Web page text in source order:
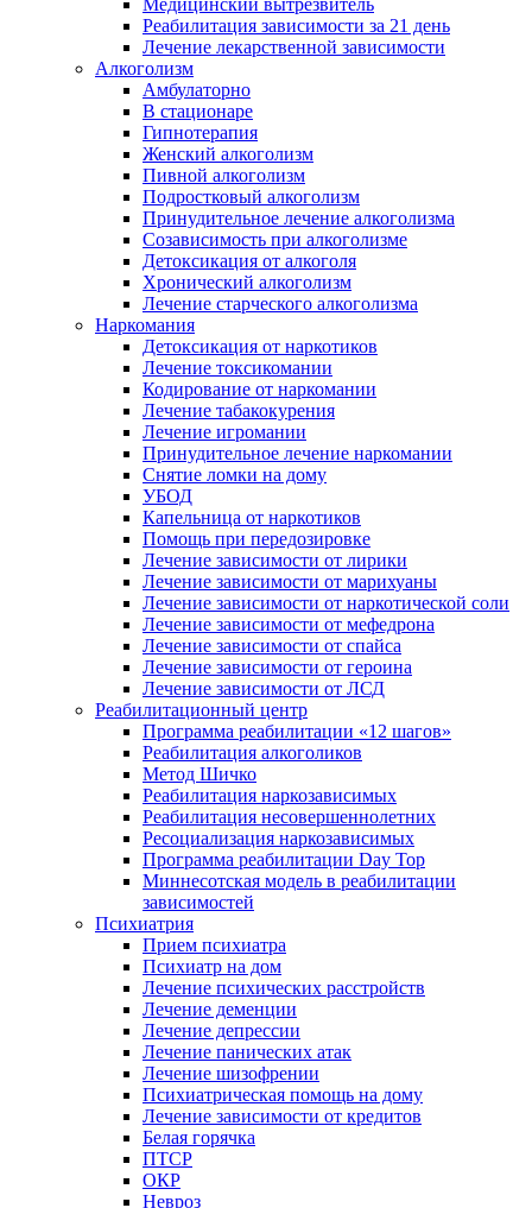
Медицинский вытрезвитель
Реабилитация зависимости за 21 день
Лечение лекарственной зависимости
Алкоголизм
Амбулаторно
В стационаре
Гипнотерапия
Женский алкоголизм
Пивной алкоголизм
Подростковый алкоголизм
Принудительное лечение алкоголизма
Созависимость при алкоголизме
Детоксикация от алкоголя
Хронический алкоголизм
Лечение старческого алкоголизма
Наркомания
Детоксикация от наркотиков
Лечение токсикомании
Кодирование от наркомании
Лечение табакокурения
Лечение игромании
Принудительное лечение наркомании
Снятие ломки на дому
УБОД
Капельница от наркотиков
Помощь при передозировке
Лечение зависимости от лирики
Лечение зависимости от марихуаны
Лечение зависимости от наркотической соли
Лечение зависимости от мефедрона
Лечение зависимости от спайса
Лечение зависимости от героина
Лечение зависимости от ЛСД
Реабилитационный центр
Программа реабилитации «12 шагов»
Реабилитация алкоголиков
Метод Шичко
Реабилитация наркозависимых
Реабилитация несовершеннолетних
Ресоциализация наркозависимых
Программа реабилитации Day Top
Миннесотская модель в реабилитации
зависимостей
Психиатрия
Прием психиатра
Психиатр на дом
Лечение психических расстройств
Лечение деменции
Лечение депрессии
Лечение панических атак
Лечение шизофрении
Психиатрическая помощь на дому
Лечение зависимости от кредитов
Белая горячка
ПТСР
ОКР
Невроз